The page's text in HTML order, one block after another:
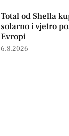
Total od Shella
solarno i vjetro
Evropi
6.8.2026